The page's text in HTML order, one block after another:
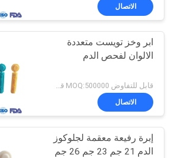
خريطة
الموقع
POLICY
أنبوب جمع عينة
8
4
الاتصال
ابر وخز تويست متعددة
الالوان لفحص الدم
الاتصال
إبرة رفيعة معقمة لجلوكوز
الدم 21 جم 23 جم 26 جم